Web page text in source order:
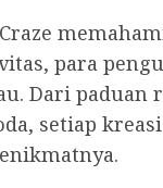
para
Dari paduan
setiap